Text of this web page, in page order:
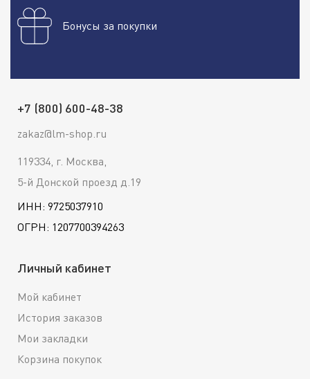
Бонусы за покупки
+7 (800) 600-48-38
zakaz@lm-shop.ru
119334, г. Москва,
5-й Донской проезд д.19
ИНН: 9725037910
ОГРН: 1207700394263
Личный кабинет
Мой кабинет
История заказов
Мои закладки
Корзина покупок